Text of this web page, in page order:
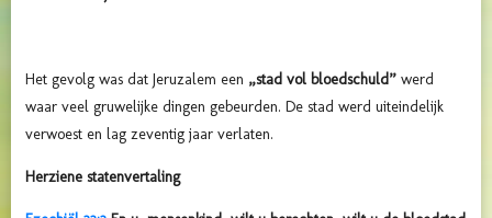
Het gevolg was dat Jeruzalem een „stad vol bloedschuld” werd
waar veel gruwelijke dingen gebeurden. De stad werd uiteindelijk
verwoest en lag zeventig jaar verlaten.
Herziene statenvertaling